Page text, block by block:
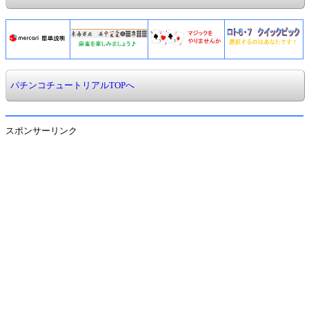
パチンコチュートリアルTOPへ
スポンサーリンク